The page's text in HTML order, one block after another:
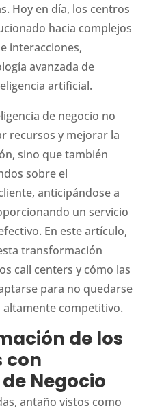
Hoy en día, los centros
hacia complejos
interacciones,
avanzada de
artificial.
de negocio no
recursos y mejorar la
sino que también
sobre el
anticipándose a
un servicio
En este artículo,
transformación
call centers y cómo las
para no quedarse
competitivo.
de los
con
Negocio
antaño vistos como